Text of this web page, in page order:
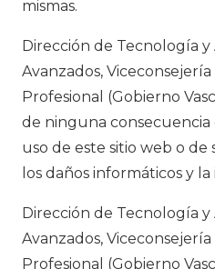
mismas.
Dirección de Tecnología
Avanzados,
Profesional (Gobierno
de ninguna consecuencia
uso de este sitio web o
los daños informáticos y
Dirección de Tecnología
Avanzados,
Profesional (Gobierno